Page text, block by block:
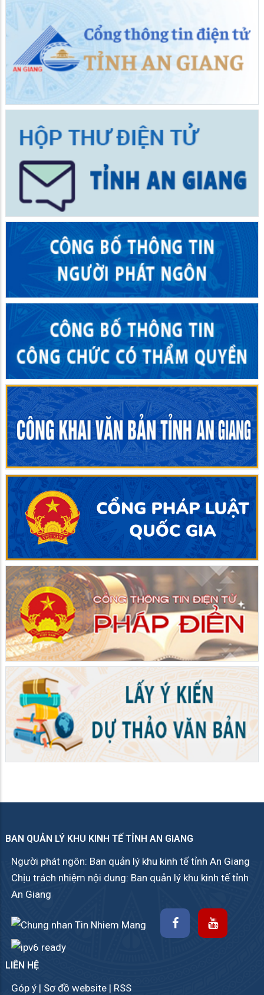
BAN QUẢN LÝ KHU KINH TẾ TỈNH AN GIANG
Người phát ngôn: Ban quản lý khu kinh tế tỉnh An Giang
Chịu trách nhiệm nội dung: Ban quản lý khu kinh tế tỉnh
An Giang
LIÊN HỆ
Góp ý | Sơ đồ website | RSS